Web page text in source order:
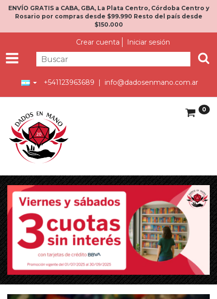
ENVÍO GRATIS a CABA, GBA, La Plata Centro, Córdoba Centro y
Rosario por compras desde $99.990 Resto del país desde
$150.000
Crear cuenta Iniciar sesión
+541123963689 | info@dadosenmano.com.ar
0